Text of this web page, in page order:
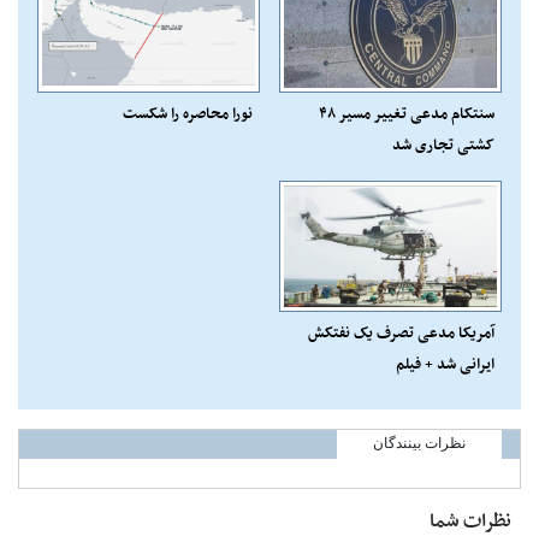
سنتکام مدعی تغییر مسیر ۴۸
کشتی تجاری شد
نورا محاصره را شکست
آمریکا مدعی تصرف یک نفتکش
ایرانی شد + فیلم
نظرات بینندگان
نظرات شما